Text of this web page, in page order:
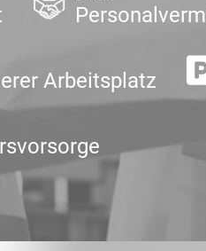
Arbeitsplatz